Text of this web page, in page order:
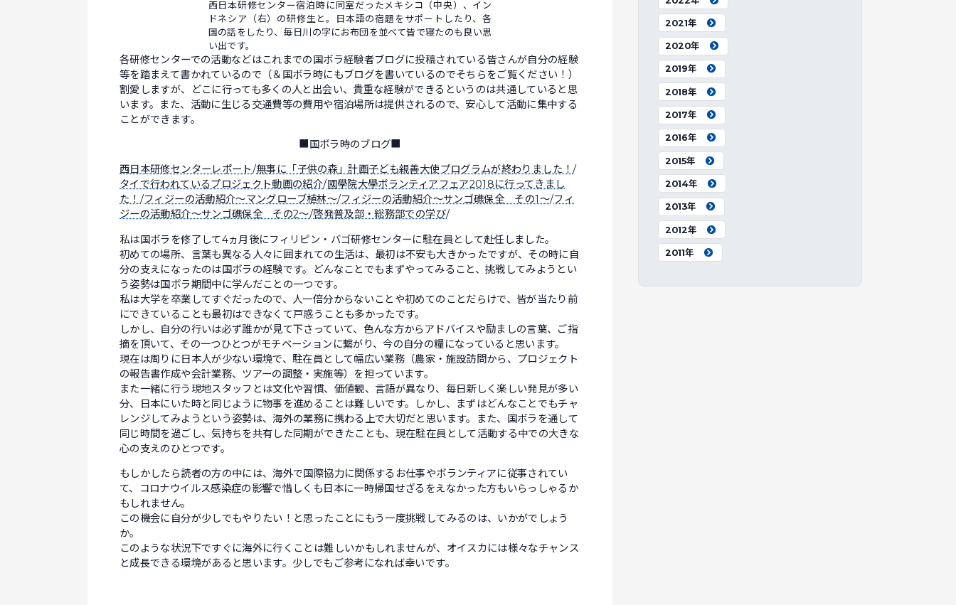
西日本研修センター宿泊時に同室だったメキシコ（中央）、イン
ドネシア（右）の研修生と。日本語の宿題をサポートしたり、各
国の話をしたり、毎日川の字にお布団を並べて皆で寝たのも良い思
い出です。
各研修センターでの活動などはこれまでの国ボラ経験者ブログに投稿されている皆さんが自分の経験
等を踏まえて書かれているので（＆国ボラ時にもブログを書いているのでそちらをご覧ください！）
割愛しますが、どこに行っても多くの人と出会い、貴重な経験ができるというのは共通していると思
います。また、活動に生じる交通費等の費用や宿泊場所は提供されるので、安心して活動に集中する
ことができます。
■国ボラ時のブログ■
西日本研修センターレポート/無事に「子供の森」計画子ども親善大使プログラムが終わりました！/
タイで行われているプロジェクト動画の紹介/國學院大學ボランティアフェア2018に行ってきまし
た！ /フィジーの活動紹介～マングローブ植林～/フィジーの活動紹介～サンゴ礁保全 その1～/フィ
ジーの活動紹介～サンゴ礁保全 その2～/啓発普及部・総務部での学び/
私は国ボラを修了して4ヵ月後にフィリピン・バゴ研修センターに駐在員として赴任しました。
初めての場所、言葉も異なる人々に囲まれての生活は、最初は不安も大きかったですが、その時に自
分の支えになったのは国ボラの経験です。どんなことでもまずやってみること、挑戦してみようとい
う姿勢は国ボラ期間中に学んだことの一つです。
私は大学を卒業してすぐだったので、人一倍分からないことや初めてのことだらけで、皆が当たり前
にできていることも最初はできなくて戸惑うことも多かったです。
しかし、自分の行いは必ず誰かが見て下さっていて、色んな方からアドバイスや励ましの言葉、ご指
摘を頂いて、その一つひとつがモチベーションに繋がり、今の自分の糧になっていると思います。
現在は周りに日本人が少ない環境で、駐在員として幅広い業務（農家・施設訪問から、プロジェクト
の報告書作成や会計業務、ツアーの調整・実施等）を担っています。
また一緒に行う現地スタッフとは文化や習慣、価値観、言語が異なり、毎日新しく楽しい発見が多い
分、日本にいた時と同じように物事を進めることは難しいです。しかし、まずはどんなことでもチャ
レンジしてみようという姿勢は、海外の業務に携わる上で大切だと思います。また、国ボラを通して
同じ時間を過ごし、気持ちを共有した同期ができたことも、現在駐在員として活動する中での大きな
心の支えのひとつです。
もしかしたら読者の方の中には、海外で国際協力に関係するお仕事やボランティアに従事されてい
て、コロナウイルス感染症の影響で惜しくも日本に一時帰国せざるをえなかった方もいらっしゃるか
もしれません。
この機会に自分が少しでもやりたい！と思ったことにもう一度挑戦してみるのは、いかがでしょう
か。
このような状況下ですぐに海外に行くことは難しいかもしれませんが、オイスカには様々なチャンス
と成長できる環境があると思います。少しでもご参考になれば幸いです。
2021年
2020年
2019年
2018年
2017年
2016年
2015年
2014年
2013年
2012年
2011年